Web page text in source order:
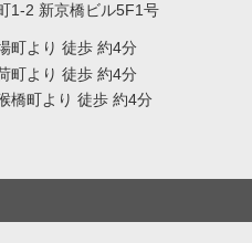
1-2 新京橋ビル5F1号
町より 徒歩 約4分
町より 徒歩 約4分
橋町より 徒歩 約4分